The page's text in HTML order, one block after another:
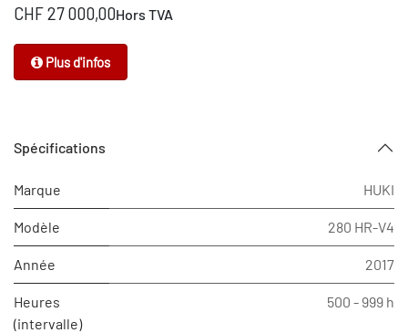
CHF27 000,00Hors TVA
Plus d'infos
Spécifications
Marque HUKI
Modèle 280 HR-V4
Année 2017
Heures
(intervalle)
500 - 999 h